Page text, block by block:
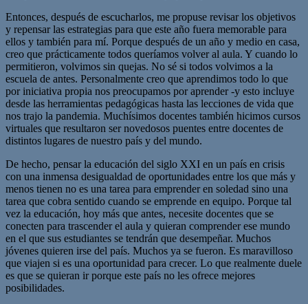
Entonces, después de escucharlos, me propuse revisar los objetivos
y repensar las estrategias para que este año fuera memorable para
ellos y también para mí. Porque después de un año y medio en casa,
creo que prácticamente todos queríamos volver al aula. Y cuando lo
permitieron, volvimos sin quejas. No sé si todos volvimos a la
escuela de antes. Personalmente creo que aprendimos todo lo que
por iniciativa propia nos preocupamos por aprender -y esto incluye
desde las herramientas pedagógicas hasta las lecciones de vida que
nos trajo la pandemia. Muchísimos docentes también hicimos cursos
virtuales que resultaron ser novedosos puentes entre docentes de
distintos lugares de nuestro país y del mundo.
De hecho, pensar la educación del siglo XXI en un país en crisis
con una inmensa desigualdad de oportunidades entre los que más y
menos tienen no es una tarea para emprender en soledad sino una
tarea que cobra sentido cuando se emprende en equipo. Porque tal
vez la educación, hoy más que antes, necesite docentes que se
conecten para trascender el aula y quieran comprender ese mundo
en el que sus estudiantes se tendrán que desempeñar. Muchos
jóvenes quieren irse del país. Muchos ya se fueron. Es maravilloso
que viajen si es una oportunidad para crecer. Lo que realmente duele
es que se quieran ir porque este país no les ofrece mejores
posibilidades.